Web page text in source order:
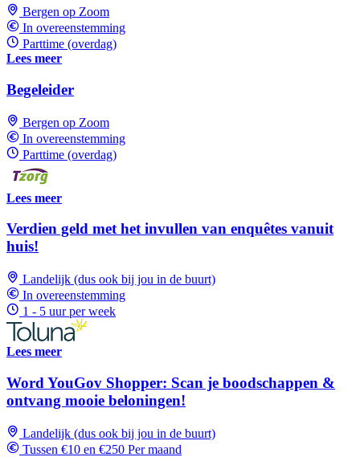
Bergen op Zoom
In overeenstemming
Parttime (overdag)
Lees meer
Begeleider
Bergen op Zoom
In overeenstemming
Parttime (overdag)
Lees meer
Verdien geld met het invullen van enquêtes vanuit
huis!
Landelijk (dus ook bij jou in de buurt)
In overeenstemming
1 - 5 uur per week
Lees meer
Word YouGov Shopper: Scan je boodschappen &
ontvang mooie beloningen!
Landelijk (dus ook bij jou in de buurt)
Tussen €10 en €250 Per maand